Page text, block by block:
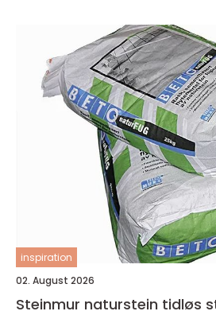
inspiration
02. August 2026
Steinmur